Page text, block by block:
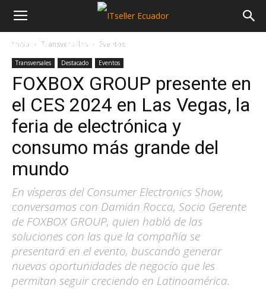
NOTICIAS MAYORISTAS
Inicio Transversales Eventos
Transversales Destacado Eventos
FOXBOX GROUP presente en
el CES 2024 en Las Vegas, la
feria de electrónica y
consumo más grande del
mundo
En vísperas del Consumer Electronics Show,
conversamos con Damián Rocca, Socio Gerente
de FOXBOX GROUP, quien habló de las
soluciones con las que la compañía se
presentará en el evento, buscando generar
nuevas oportunidades de negocio que les
permitan seguir creciendo en Latinoamérica.